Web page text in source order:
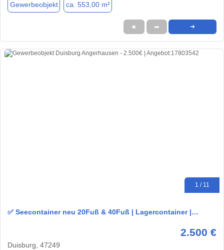
Gewerbeobjekt ca. 553,00 m²
★ ➦ ➜
1 / 11
✅ Seecontainer neu 20Fuß & 40Fuß | Lagercontainer |…
2.500 €
Duisburg, 47249